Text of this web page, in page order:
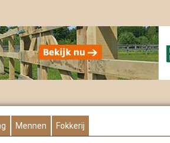
Mennen Fokkerij